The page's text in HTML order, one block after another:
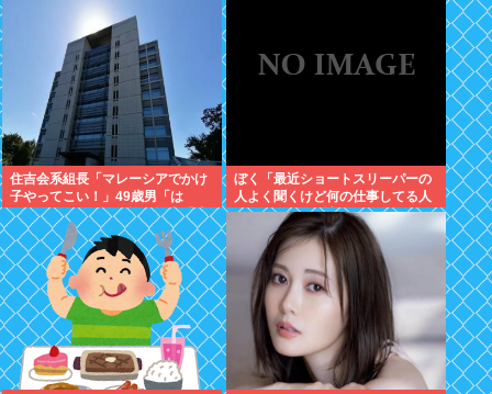
住吉会系組長「マレーシアでかけ
子やってこい！」49歳男「は
い、、、」→マレー詐欺拠点「適
性検査不合格！送還！」組長ら、
男ボコボコに
ぼく「最近ショートスリーパーの
人よく聞くけど何の仕事してる人
なんやろ、wiki読んでみるか」